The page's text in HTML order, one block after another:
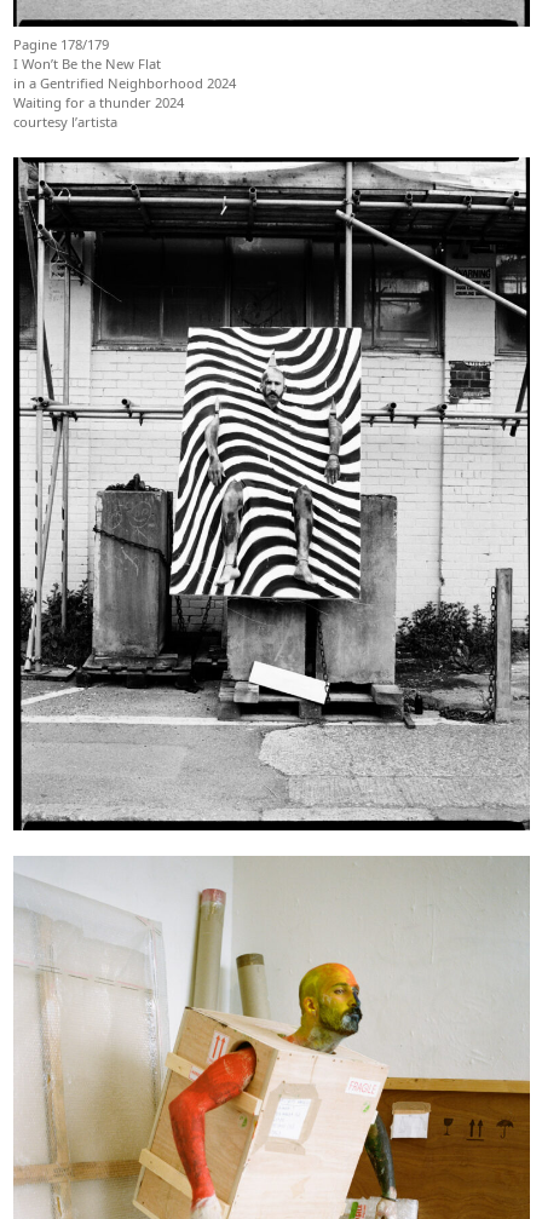
Pagine 178/179
I Won’t Be the New Flat
in a Gentrified Neighborhood 2024
Waiting for a thunder 2024
courtesy l’artista